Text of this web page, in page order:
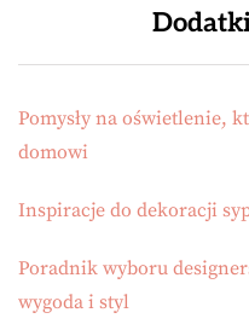
Pomysły na oświetlenie,
domowi
Inspiracje do dekoracji
Poradnik wyboru
wygoda i styl